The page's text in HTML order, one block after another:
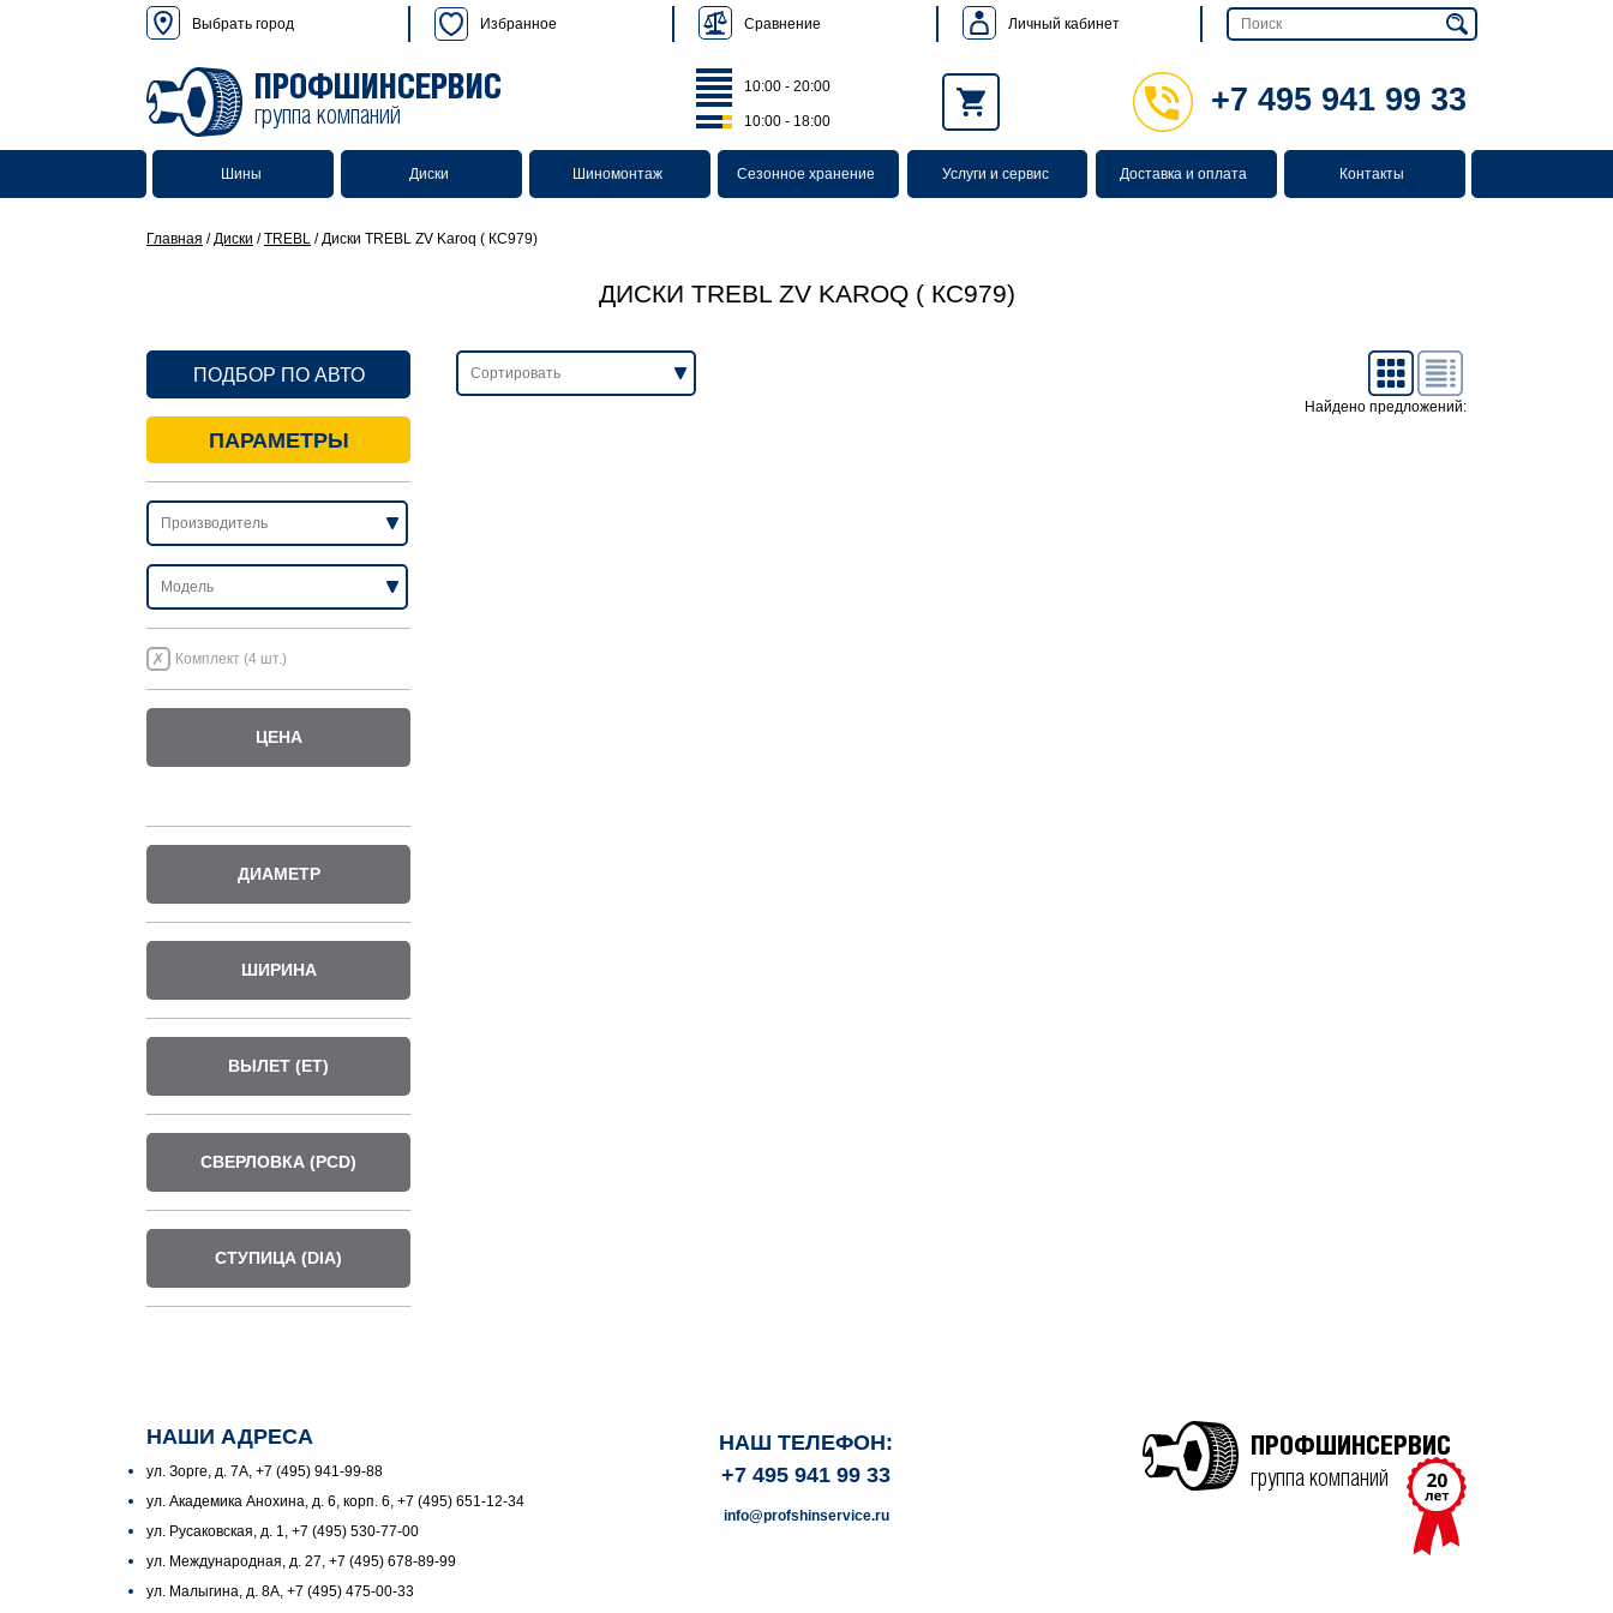
Выбрать город Избранное Сравнение Личный кабинет
ПРОФШИНСЕРВИС
группа компаний
10:00 - 20:00
10:00 - 18:00
+7 495 941 99 33
Шины Диски Шиномонтаж Сезонное хранение Услуги и сервис Доставка и оплата Контакты
Главная /Диски /TREBL /Диски TREBL ZV Karoq ( КС979)
ДИСКИ TREBL ZV KAROQ ( КС979)
ПОДБОР ПО АВТО
ПАРАМЕТРЫ
Комплект (4 шт.)
ЦЕНА
ДИАМЕТР
ШИРИНА
ВЫЛЕТ (ET)
СВЕРЛОВКА (PCD)
СТУПИЦА (DIA)
Найдено предложений:
НАШИ АДРЕСА
ул. Зорге, д. 7А, +7 (495) 941-99-88
ул. Академика Анохина, д. 6, корп. 6, +7 (495) 651-12-34
ул. Русаковская, д. 1, +7 (495) 530-77-00
ул. Международная, д. 27, +7 (495) 678-89-99
ул. Малыгина, д. 8А, +7 (495) 475-00-33
НАШ ТЕЛЕФОН:
+7 495 941 99 33
info@profshinservice.ru
ПРОФШИНСЕРВИС
группа компаний